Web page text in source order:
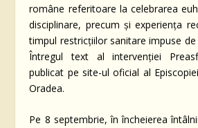
române referitoare la celebrarea
disciplinare, precum și experiența
timpul restricțiilor sanitare impuse
Întregul text al intervenției
publicat pe site-ul oficial al
Oradea.
Pe 8 septembrie, în încheierea